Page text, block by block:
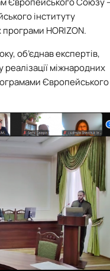
інституту
програми HORIZON.
об’єднав експертів,
реалізації міжнародних
Європейського